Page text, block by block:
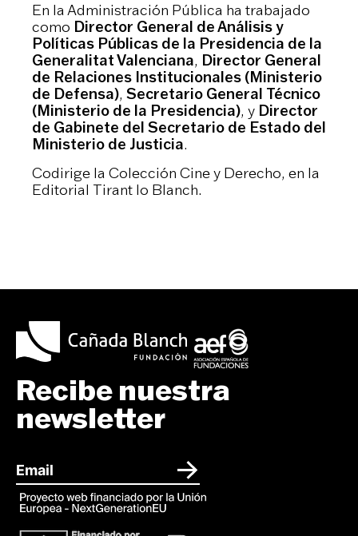
En la Administración Pública ha trabajado
como Director General de Análisis y
Políticas Públicas de la Presidencia de la
Generalitat Valenciana, Director General
de Relaciones Institucionales (Ministerio
de Defensa), Secretario General Técnico
(Ministerio de la Presidencia), y Director
de Gabinete del Secretario de Estado del
Ministerio de Justicia.
Codirige la Colección Cine y Derecho, en la
Editorial Tirant lo Blanch.
Recibe nuestra
newsletter